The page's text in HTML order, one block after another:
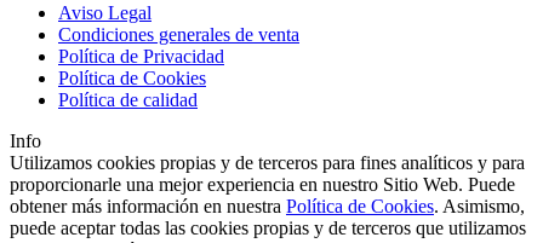
Aviso Legal
Condiciones generales de venta
Política de Privacidad
Política de Cookies
Política de calidad
Info
Utilizamos cookies propias y de terceros para fines analíticos y para
proporcionarle una mejor experiencia en nuestro Sitio Web. Puede
obtener más información en nuestra Política de Cookies. Asimismo,
puede aceptar todas las cookies propias y de terceros que utilizamos